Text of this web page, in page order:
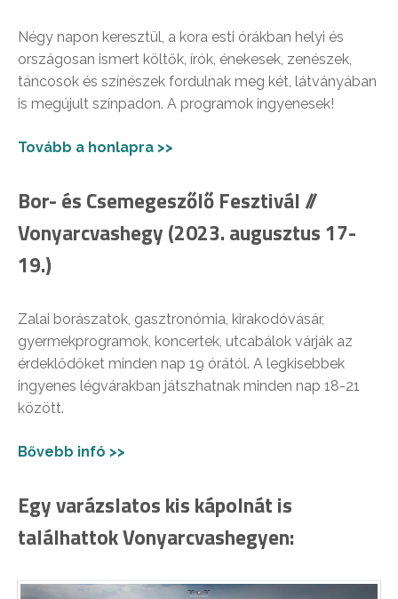
Négy napon keresztül, a kora esti órákban helyi és
országosan ismert költők, írók, énekesek, zenészek,
táncosok és színészek fordulnak meg két, látványában
is megújult színpadon. A programok ingyenesek!
Tovább a honlapra >>
Bor- és Csemegeszőlő Fesztivál //
Vonyarcvashegy (2023. augusztus 17-
19.)
Zalai borászatok, gasztronómia, kirakodóvásár,
gyermekprogramok, koncertek, utcabálok várják az
érdeklődőket minden nap 19 órától. A legkisebbek
ingyenes légvárakban játszhatnak minden nap 18-21
között.
Bővebb infó >>
Egy varázslatos kis kápolnát is
találhattok Vonyarcvashegyen: